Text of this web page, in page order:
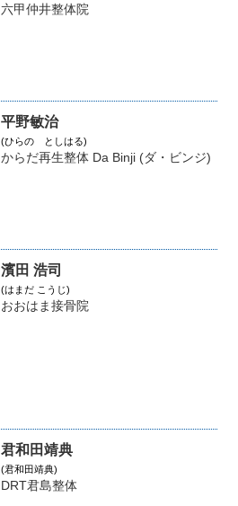
六甲仲井整体院
平野敏治
(ひらの としはる)
からだ再生整体 Da Binji (ダ・ビンジ)
濱田 浩司
(はまだ こうじ)
おおはま接骨院
君和田靖典
(君和田靖典)
DRT君島整体